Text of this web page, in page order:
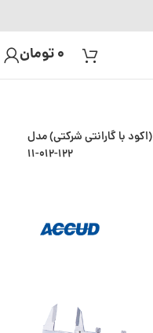
0تومان
کولیس 30 سانتی متر دوفک Accud (اکود با گارانتی شرکتی) مدل
122-012-11